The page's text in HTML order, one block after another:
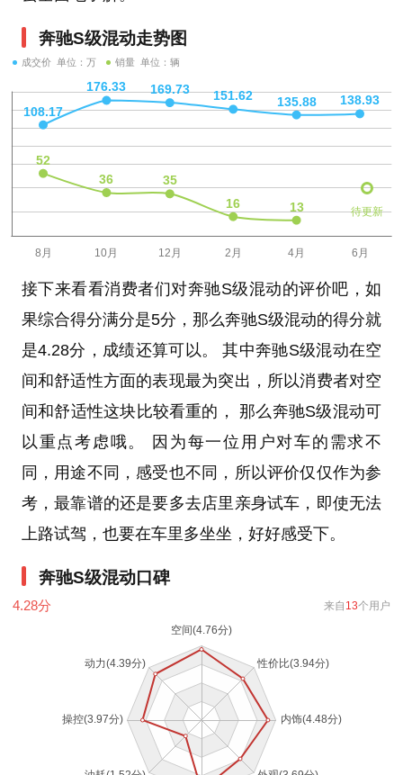
奔驰S级混动走势图
成交价 单位：万 销量 单位：辆
待更新
接下来看看消费者们对奔驰S级混动的评价吧，如
果综合得分满分是5分，那么奔驰S级混动的得分就
是4.28分，成绩还算可以。 其中奔驰S级混动在空
间和舒适性方面的表现最为突出，所以消费者对空
间和舒适性这块比较看重的， 那么奔驰S级混动可
以重点考虑哦。 因为每一位用户对车的需求不
同，用途不同，感受也不同，所以评价仅仅作为参
考，最靠谱的还是要多去店里亲身试车，即使无法
上路试驾，也要在车里多坐坐，好好感受下。
奔驰S级混动口碑
4.28分 来自 13个用户